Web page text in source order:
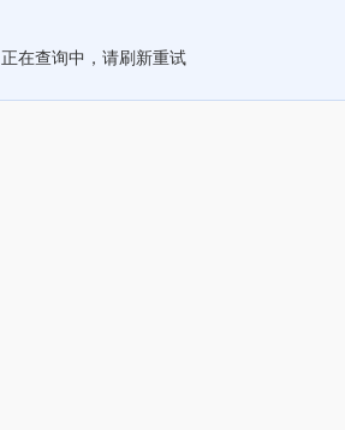
正在查询中，请刷新重试